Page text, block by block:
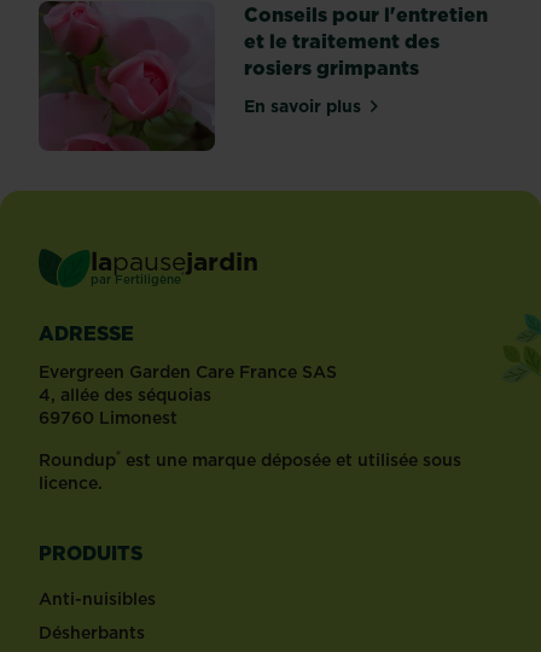
Conseils pour l'entretien
et le traitement des
rosiers grimpants
En savoir plussur Conseils pour
lapausejardin
par Fertiligène ®
ADRESSE
Evergreen Garden Care France SAS
4, allée des séquoias
69760 Limonest
Roundup® est une marque déposée et utilisée sous
licence.
PRODUITS
Anti-nuisibles
Désherbants